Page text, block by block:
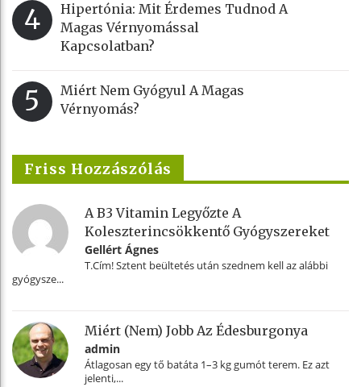
4
Hipertónia: Mit Érdemes Tudnod A
Magas Vérnyomással
Kapcsolatban?
5
Miért Nem Gyógyul A Magas
Vérnyomás?
Friss Hozzászólás
A B3 Vitamin Legyőzte A
Koleszterincsökkentő Gyógyszereket
Gellért Ágnes
T.Cím! Sztent beültetés után szednem kell az alábbi
gyógysze...
Miért (nem) Jobb Az Édesburgonya
admin
Átlagosan egy tő batáta 1–3 kg gumót terem. Ez azt
jelenti,...